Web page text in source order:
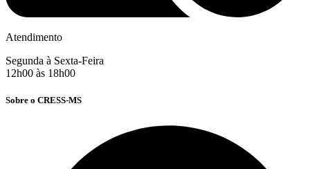
Atendimento
Segunda à Sexta-Feira
12h00 às 18h00
Sobre o CRESS-MS